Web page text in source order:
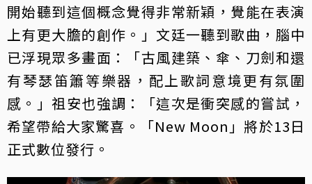
開始聽到這個概念覺得非常新穎，覺能在表演
上有更大膽的創作。」文廷一聽到歌曲，腦中
已浮現眾多畫面：「古風建築、傘、刀劍和還
有琴瑟笛簫等樂器，配上歌詞意境更有氛圍
感。」祖安也強調：「這次是衝突感的嘗試，
希望帶給大家驚喜。「New Moon」將於13日
正式數位發行。